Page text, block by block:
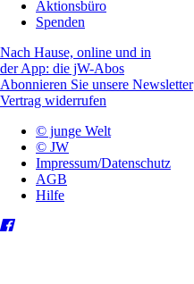
Aktionsbüro
Spenden
Nach Hause, online und in
der App: die jW-Abos
Abonnieren Sie unsere Newsletter
Vertrag widerrufen
© junge Welt
© JW
Impressum/Datenschutz
AGB
Hilfe